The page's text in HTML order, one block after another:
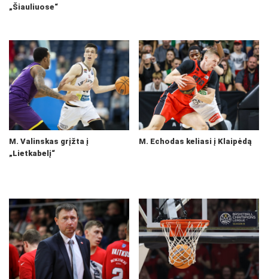
„Šiauliuose“
M. Valinskas grįžta į
„Lietkabelį“
M. Echodas keliasi į Klaipėdą